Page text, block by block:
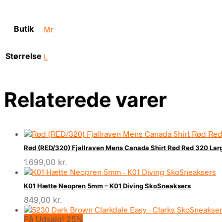
Butik Mr
Størrelse L
Relaterede varer
Rød (RED/320) Fjallraven Mens Canada Shirt Rød Red 320
1.699,00 kr.
K01 Hætte Neopren 5mm – K01 Diving SkoSneaksers
849,00 kr.
På Udsalg! 25%